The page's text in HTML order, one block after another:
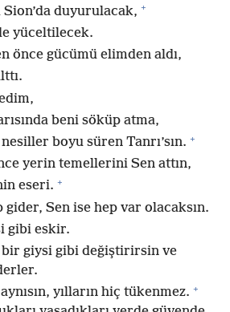
Sion’da duyurulacak, +
yüceltilecek.
önce gücümü elimden aldı,
beni söküp atma,
boyu süren Tanrı’sın. +
yerin temellerini Sen attın,
eseri. +
Sen ise hep var olacaksın.
gibi eskir.
bir giysi gibi değiştirirsin ve
yılların hiç tükenmez. +